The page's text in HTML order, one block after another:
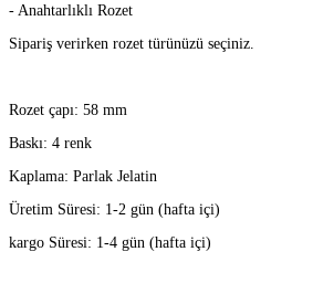
- Anahtarlıklı Rozet
Sipariş verirken rozet türünüzü seçiniz.
Rozet çapı: 58 mm
Baskı: 4 renk
Kaplama: Parlak Jelatin
Üretim Süresi: 1-2 gün (hafta içi)
kargo Süresi: 1-4 gün (hafta içi)